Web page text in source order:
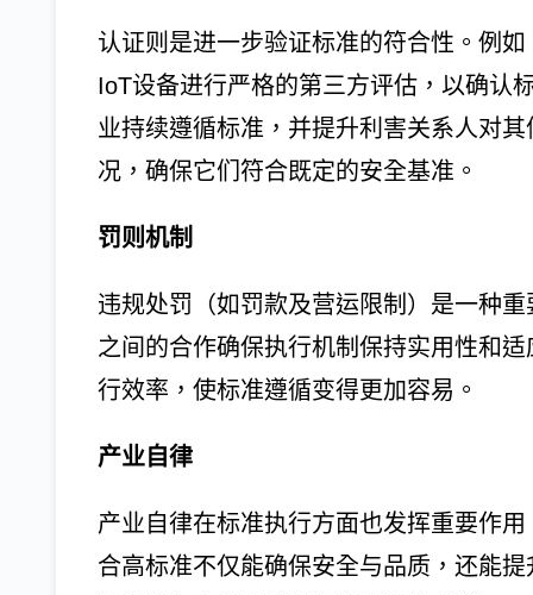
认证则是进一步验证标准的符合性。例
IoT设备进行严格的第三方评估，以确认
业持续遵循标准，并提升利害关系人对
况，确保它们符合既定的安全基准。
罚则机制
违规处罚（如罚款及营运限制）是一种
之间的合作确保执行机制保持实用性和
行效率，使标准遵循变得更加容易。
产业自律
产业自律在标准执行方面也发挥重要作
合高标准不仅能确保安全与品质，还能